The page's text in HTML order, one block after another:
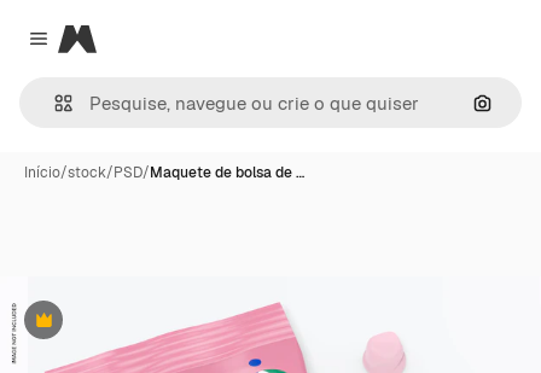
Close menu
Magnific
Início/stock/PSD/Maquete de bolsa de …
Premium